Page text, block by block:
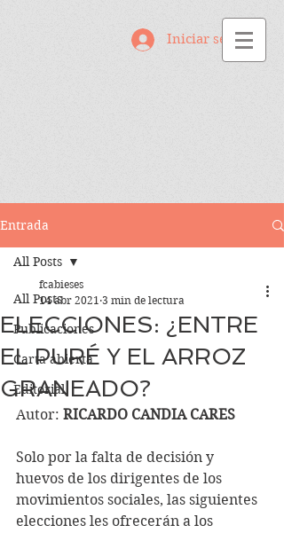
Iniciar sesión
Entrada
All Posts
Publicaciones
Carta abierta
Editorial
All Posts
ELECCIONES: ¿ENTRE
EL PURÉ Y EL ARROZ
GRANEADO?
fcabieses
14 abr 2021 3 min de lectura
Autor: RICARDO CANDIA CARES
Solo por la falta de decisión y
huevos de los dirigentes de los
movimientos sociales, las siguientes
elecciones les ofrecerán a los